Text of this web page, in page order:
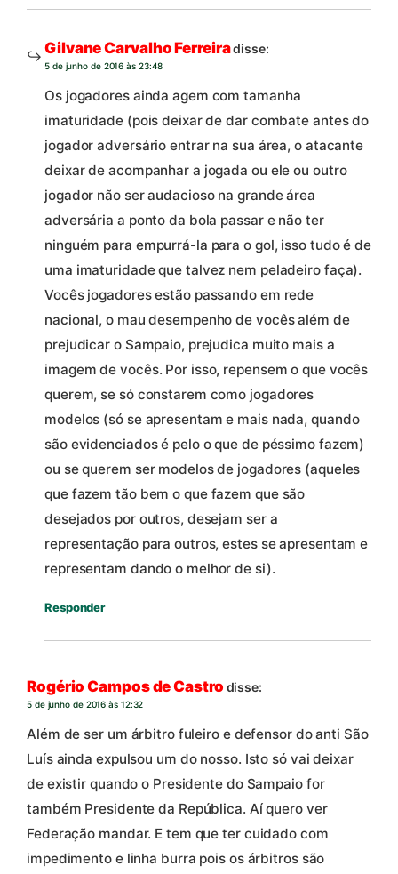
Gilvane Carvalho Ferreiradisse:
5 de junho de 2016 às 23:48
Os jogadores ainda agem com tamanha
imaturidade (pois deixar de dar combate antes do
jogador adversário entrar na sua área, o atacante
deixar de acompanhar a jogada ou ele ou outro
jogador não ser audacioso na grande área
adversária a ponto da bola passar e não ter
ninguém para empurrá-la para o gol, isso tudo é de
uma imaturidade que talvez nem peladeiro faça).
Vocês jogadores estão passando em rede
nacional, o mau desempenho de vocês além de
prejudicar o Sampaio, prejudica muito mais a
imagem de vocês. Por isso, repensem o que vocês
querem, se só constarem como jogadores
modelos (só se apresentam e mais nada, quando
são evidenciados é pelo o que de péssimo fazem)
ou se querem ser modelos de jogadores (aqueles
que fazem tão bem o que fazem que são
desejados por outros, desejam ser a
representação para outros, estes se apresentam e
representam dando o melhor de si).
Responder
Rogério Campos de Castro disse:
5 de junho de 2016 às 12:32
Além de ser um árbitro fuleiro e defensor do anti São
Luís ainda expulsou um do nosso. Isto só vai deixar
de existir quando o Presidente do Sampaio for
também Presidente da República. Aí quero ver
Federação mandar. E tem que ter cuidado com
impedimento e linha burra pois os árbitros são